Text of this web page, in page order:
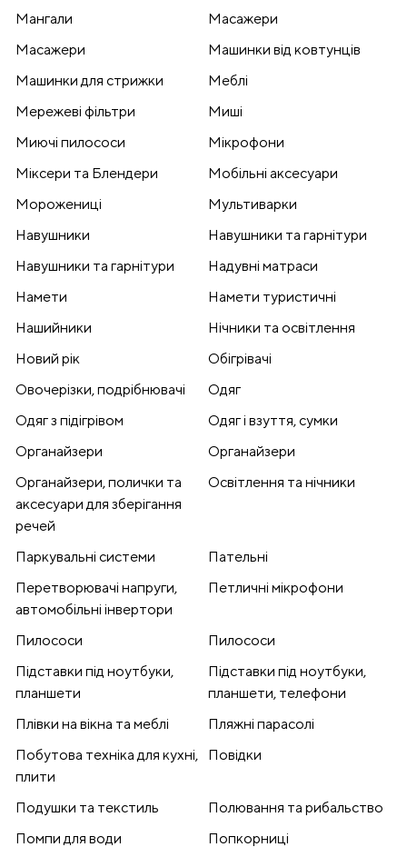
Мангали
Масажери
Масажери
Машинки від ковтунців
Машинки для стрижки
Меблі
Мережеві фільтри
Миші
Миючі пилососи
Мікрофони
Міксери та Блендери
Мобільні аксесуари
Морожениці
Мультиварки
Навушники
Навушники та гарнітури
Навушники та гарнітури
Надувні матраси
Намети
Намети туристичні
Нашийники
Нічники та освітлення
Новий рік
Обігрівачі
Овочерізки, подрібнювачі
Одяг
Одяг з підігрівом
Одяг і взуття, сумки
Органайзери
Органайзери
Органайзери, полички та
аксесуари для зберігання
речей
Освітлення та нічники
Паркувальні системи
Пательні
Перетворювачі напруги,
автомобільні інвертори
Петличні мікрофони
Пилососи
Пилососи
Підставки під ноутбуки,
планшети
Підставки під ноутбуки,
планшети, телефони
Плівки на вікна та меблі
Пляжні парасолі
Побутова техніка для кухні,
плити
Повідки
Подушки та текстиль
Полювання та рибальство
Помпи для води
Попкорниці